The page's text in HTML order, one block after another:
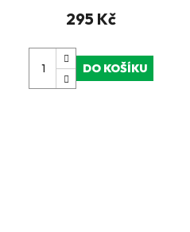
295 Kč
DO KOŠÍKU